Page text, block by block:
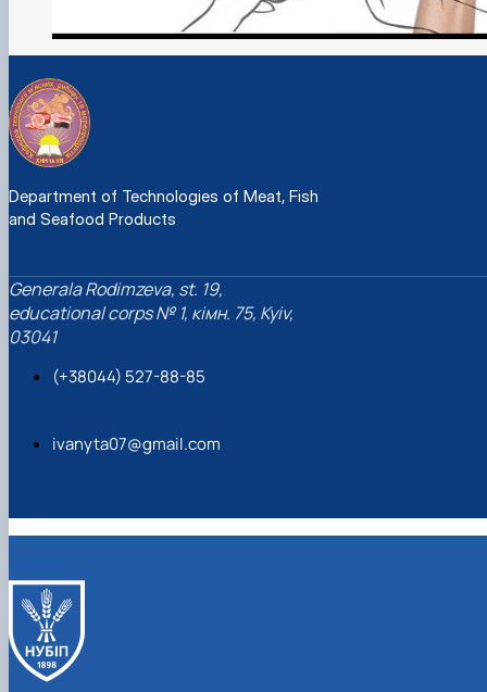
Department of Technologies of Meat, Fish
and Seafood Products
Generalа Rodimzeva, st. 19,
educational corps № 1, кімн. 75, Kyiv,
03041
(+38044) 527-88-85
ivanyta07@gmail.com